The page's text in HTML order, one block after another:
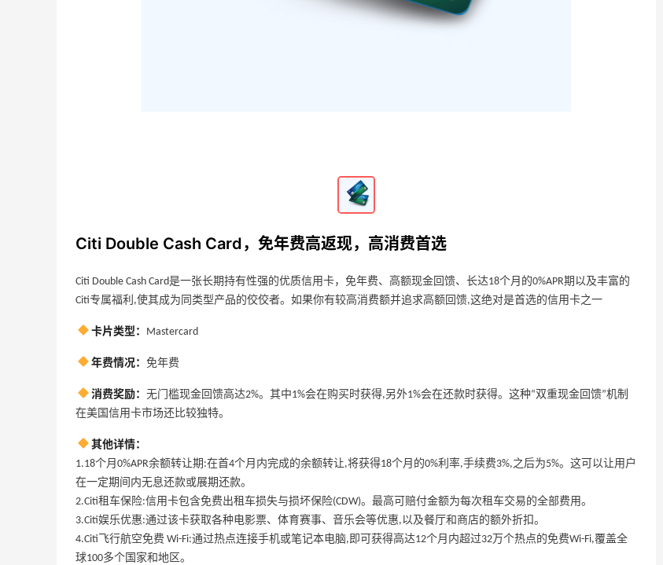
Citi Double Cash Card，免年费高返现，高消费首选
Citi Double Cash Card是一张长期持有性强的优质信用卡，免年费、高额现金回馈、长达18个月的0%APR期以及丰富的
Citi专属福利,使其成为同类型产品的佼佼者。如果你有较高消费额并追求高额回馈,这绝对是首选的信用卡之一
卡片类型： Mastercard
年费情况： 免年费
消费奖励： 无门槛现金回馈高达2%。其中1%会在购买时获得,另外1%会在还款时获得。这种“双重现金回馈”机制
在美国信用卡市场还比较独特。
其他详情：
1.18个月0%APR余额转让期:在首4个月内完成的余额转让,将获得18个月的0%利率,手续费3%,之后为5%。这可以让用户
在一定期间内无息还款或展期还款。
2.Citi租车保险:信用卡包含免费出租车损失与损坏保险(CDW)。最高可赔付金额为每次租车交易的全部费用。
3.Citi娱乐优惠:通过该卡获取各种电影票、体育赛事、音乐会等优惠,以及餐厅和商店的额外折扣。
4.Citi飞行航空免费 Wi-Fi:通过热点连接手机或笔记本电脑,即可获得高达12个月内超过32万个热点的免费Wi-Fi,覆盖全
球100多个国家和地区。
么申请？附在线申请通道
2023-04-25 0
2023-05-31
Chase Sapphire Reserve怎么办理？
2023-05-31
Aeropostale：折扣区上新！北美平价校园
多款到手价仅个位数
Aeropostale
8/17上新！Kilian Paris 凯利安 Midnight
Espresso 香水 75ml
$150
Sephora
Macy's
29天17小时
Free People：高颜值休闲运动风来袭
首单9折
Free People